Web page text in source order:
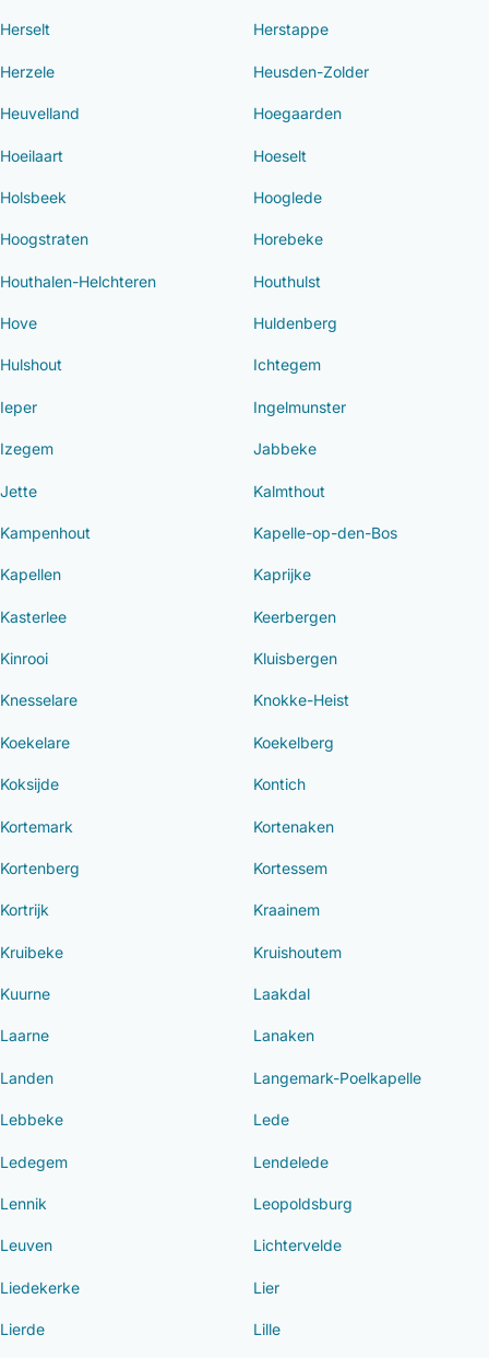
Herselt Herstappe
Herzele Heusden-Zolder
Heuvelland Hoegaarden
Hoeilaart Hoeselt
Holsbeek Hooglede
Hoogstraten Horebeke
Houthalen-Helchteren Houthulst
Hove Huldenberg
Hulshout Ichtegem
Ieper Ingelmunster
Izegem Jabbeke
Jette Kalmthout
Kampenhout Kapelle-op-den-Bos
Kapellen Kaprijke
Kasterlee Keerbergen
Kinrooi Kluisbergen
Knesselare Knokke-Heist
Koekelare Koekelberg
Koksijde Kontich
Kortemark Kortenaken
Kortenberg Kortessem
Kortrijk Kraainem
Kruibeke Kruishoutem
Kuurne Laakdal
Laarne Lanaken
Landen Langemark-Poelkapelle
Lebbeke Lede
Ledegem Lendelede
Lennik Leopoldsburg
Leuven Lichtervelde
Liedekerke Lier
Lierde Lille